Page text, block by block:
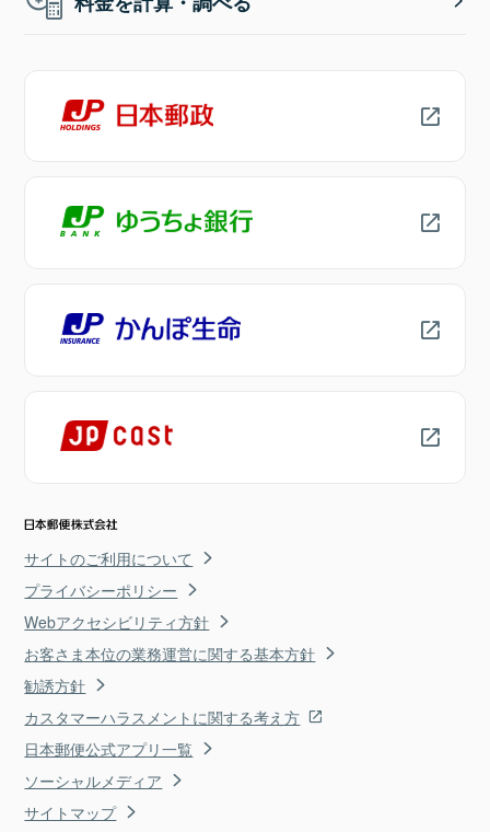
サイトのご利用について
プライバシーポリシー
Webアクセシビリティ方針
お客さま本位の業務運営に関する基本方針
勧誘方針
カスタマーハラスメントに関する考え方
日本郵便公式アプリ一覧
ソーシャルメディア
サイトマップ